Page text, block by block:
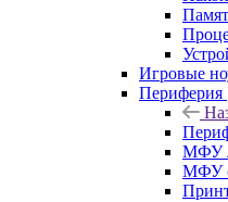
Игровые
Периферия
МФУ
МФУ